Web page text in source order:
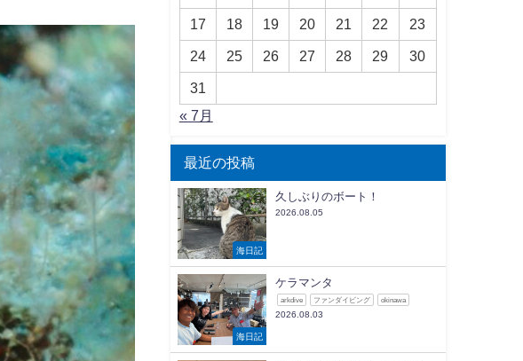
17 18 19 20 21 22 23
24 25 26 27 28 29 30
31
« 7月
最近の投稿
海日記
久しぶりのボート！
2026.08.05
海日記
ケラマンタ
arkdive ファンダイビング okinawa
2026.08.03